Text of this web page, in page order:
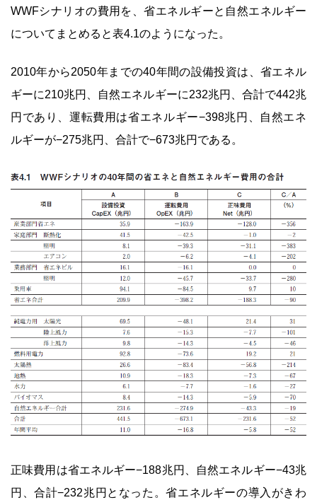
WWFシナリオの費用を、省エネルギーと自然エネルギー
についてまとめると表4.1のようになった。
2010年から2050年までの40年間の設備投資は、省エネル
ギーに210兆円、自然エネルギーに232兆円、合計で442兆
円であり、運転費用は省エネルギー−398兆円、自然エネ
ルギーが−275兆円、合計で−673兆円である。
正味費用は省エネルギー−188兆円、自然エネルギー−43兆
円、合計−232兆円となった。省エネルギーの導入がきわ